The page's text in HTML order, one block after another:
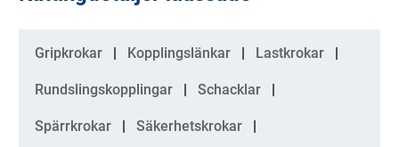
Kategorier
Gripkrokar Kopplingslänkar Lastkrokar
Rundslingskopplingar Schacklar
Spärrkrokar Säkerhetskrokar